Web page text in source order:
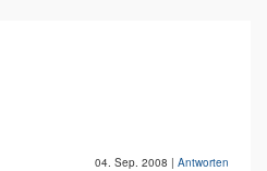
04. Sep. 2008 | Antworten